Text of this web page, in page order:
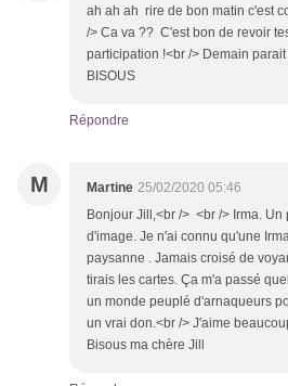
ah ah ah rire de bon matin c'est
/> Ca va ?? C'est bon de revoir
participation !<br /> Demain
BISOUS
Répondre
M Martine 25/02/2020 05:46
Bonjour Jill,<br /> <br /> Irma.
d'image. Je n'ai connu qu'une
paysanne . Jamais croisé de
tirais les cartes. Ça m'a passé
un monde peuplé d'arnaqueurs
un vrai don.<br /> J'aime
Bisous ma chère Jill